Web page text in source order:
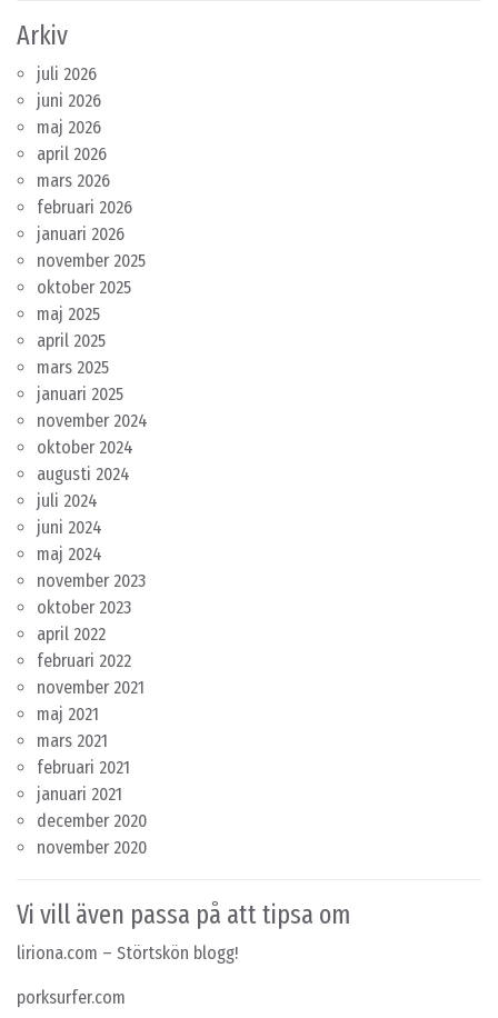
Arkiv
juli 2026
juni 2026
maj 2026
april 2026
mars 2026
februari 2026
januari 2026
november 2025
oktober 2025
maj 2025
april 2025
mars 2025
januari 2025
november 2024
oktober 2024
augusti 2024
juli 2024
juni 2024
maj 2024
november 2023
oktober 2023
april 2022
februari 2022
november 2021
maj 2021
mars 2021
februari 2021
januari 2021
december 2020
november 2020
Vi vill även passa på att tipsa om
liriona.com – Störtskön blogg!
porksurfer.com